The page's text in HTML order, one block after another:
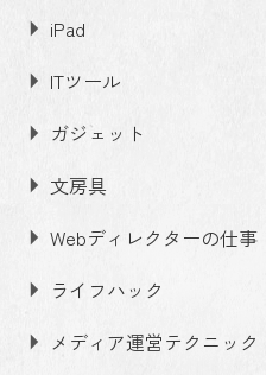
iPad
ITツール
ガジェット
文房具
Webディレクターの仕事
ライフハック
メディア運営テクニック